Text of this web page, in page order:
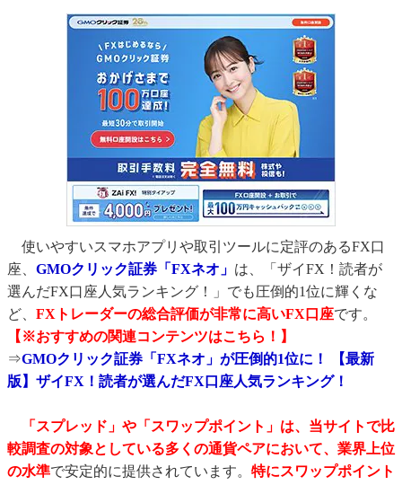
使いやすいスマホアプリや取引ツールに定評のあるFX口
座、 GMOクリック証券「FXネオ」 は、「ザイFX！読者が
選んだFX口座人気ランキング！」でも圧倒的1位に輝くな
ど、 FXトレーダーの総合評価が非常に高いFX口座です。
【※おすすめの関連コンテンツはこちら！】
⇒GMOクリック証券「FXネオ」が圧倒的1位に！ 【最新
版】ザイFX！読者が選んだFX口座人気ランキング！
「スプレッド」や「スワップポイント」は、当サイトで比
較調査の対象としている多くの通貨ペアにおいて、業界上位
の水準で安定的に提供されています。 特にスワップポイント